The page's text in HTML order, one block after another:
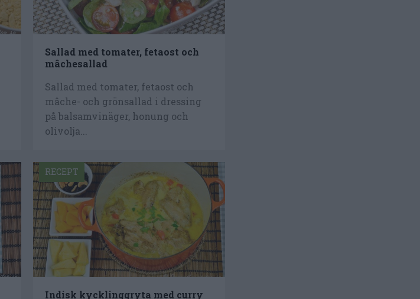
Sallad med tomater, fetaost och
mâchesallad
Sallad med tomater, fetaost och
mâche- och grönsallad i dressing
på balsamvinäger, honung och
olivolja...
Indisk kycklinggryta med curry
RECEPT